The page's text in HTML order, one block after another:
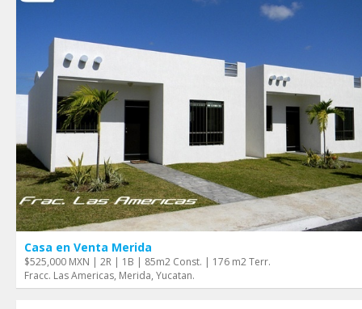
Casa en Venta Merida
$525,000 MXN | 2R | 1B | 85m2 Const. | 176 m2 Terr.
Fracc. Las Americas, Merida, Yucatan.